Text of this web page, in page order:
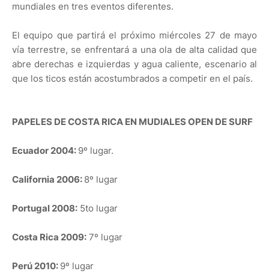
mundiales en tres eventos diferentes.
El equipo que partirá el próximo miércoles 27 de mayo
vía terrestre, se enfrentará a una ola de alta calidad que
abre derechas e izquierdas y agua caliente, escenario al
que los ticos están acostumbrados a competir en el país.
PAPELES DE COSTA RICA EN MUDIALES OPEN DE SURF
Ecuador 2004: 9º lugar.
California 2006: 8º lugar
Portugal 2008: 5to lugar
Costa Rica 2009: 7º lugar
Perú 2010: 9º lugar